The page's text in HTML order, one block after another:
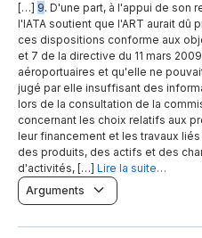
[…] 9. D'une part, à l'appui de son
l'IATA soutient que l'ART aurait dû
ces dispositions conforme aux
et 7 de la directive du 11 mars
aéroportuaires et qu'elle ne
jugé par elle insuffisant des
lors de la consultation de la
concernant les choix relatifs aux
leur financement et les travaux
des produits, des actifs et des
d'activités, […] Lire la suite…
Arguments